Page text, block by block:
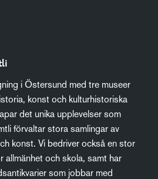
i Östersund med tre museer
konst och kulturhistoriska
det unika upplevelser som
förvaltar stora samlingar av
konst. Vi bedriver också en stor
allmänhet och skola, samt har
som jobbar med